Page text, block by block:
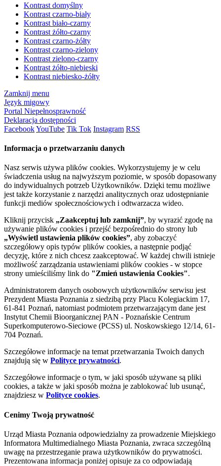
Kontrast domyślny
Kontrast czarno-biały
Kontrast biało-czarny
Kontrast żółto-czarny
Kontrast czarno-żółty
Kontrast czarno-zielony
Kontrast zielono-czarny
Kontrast żółto-niebieski
Kontrast niebiesko-żółty
Zamknij menu
Język migowy
Portal Niepełnosprawność
Deklaracja dostępności
FacebookYouTube Tik Tok Instagram RSS
Informacja o przetwarzaniu danych
Nasz serwis używa plików cookies. Wykorzystujemy je w celu
świadczenia usług na najwyższym poziomie, w sposób dopasowany
do indywidualnych potrzeb Użytkowników. Dzięki temu możliwe
jest także korzystanie z narzędzi analitycznych oraz udostępnianie
funkcji mediów społecznościowych i odtwarzacza wideo.
Kliknij przycisk „Zaakceptuj lub zamknij”, by wyrazić zgodę na
używanie plików cookies i przejść bezpośrednio do strony lub
„Wyświetl ustawienia plików cookies”, aby zobaczyć
szczegółowy opis typów plików cookies, a następnie podjąć
decyzję, które z nich chcesz zaakceptować. W każdej chwili istnieje
możliwość zarządzania ustawieniami plików cookies - w stopce
strony umieściliśmy link do "Zmień ustawienia Cookies".
Administratorem danych osobowych użytkowników serwisu jest
Prezydent Miasta Poznania z siedzibą przy Placu Kolegiackim 17,
61-841 Poznań, natomiast podmiotem przetwarzającym dane jest
Instytut Chemii Bioorganicznej PAN - Poznańskie Centrum
Superkomputerowo-Sieciowe (PCSS) ul. Noskowskiego 12/14, 61-
704 Poznań.
Szczegółowe informacje na temat przetwarzania Twoich danych
znajdują się w Polityce prywatności.
Szczegółowe informacje o tym, w jaki sposób używane są pliki
cookies, a także w jaki sposób można je zablokować lub usunąć,
znajdziesz w Polityce cookies.
Cenimy Twoją prywatność
Urząd Miasta Poznania odpowiedzialny za prowadzenie Miejskiego
Informatora Multimedialnego Miasta Poznania, zwraca szczególną
uwagę na przestrzeganie prawa użytkowników do prywatności.
Prezentowana informacja poniżej opisuje za co odpowiadają